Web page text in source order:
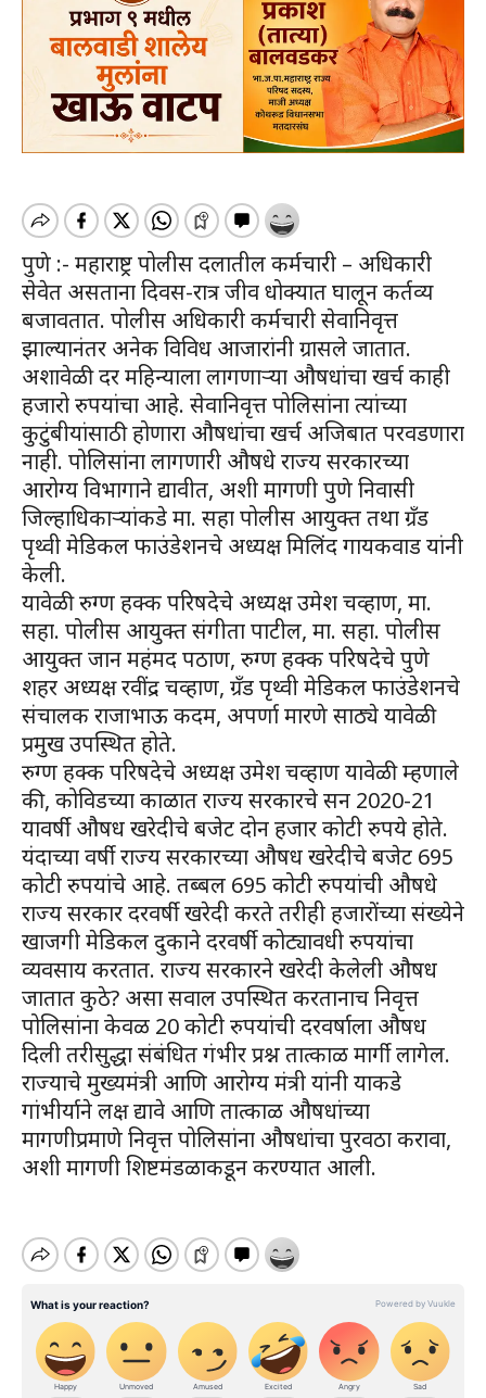
पुणे :- महाराष्ट्र पोलीस दलातील कर्मचारी – अधिकारी
सेवेत असताना दिवस-रात्र जीव धोक्यात घालून कर्तव्य
बजावतात. पोलीस अधिकारी कर्मचारी सेवानिवृत्त
झाल्यानंतर अनेक विविध आजारांनी ग्रासले जातात.
अशावेळी दर महिन्याला लागणाऱ्या औषधांचा खर्च काही
हजारो रुपयांचा आहे. सेवानिवृत्त पोलिसांना त्यांच्या
कुटुंबीयांसाठी होणारा औषधांचा खर्च अजिबात परवडणारा
नाही. पोलिसांना लागणारी औषधे राज्य सरकारच्या
आरोग्य विभागाने द्यावीत, अशी मागणी पुणे निवासी
जिल्हाधिकाऱ्यांकडे मा. सहा पोलीस आयुक्त तथा ग्रँड
पृथ्वी मेडिकल फाउंडेशनचे अध्यक्ष मिलिंद गायकवाड यांनी
केली.
यावेळी रुग्ण हक्क परिषदेचे अध्यक्ष उमेश चव्हाण, मा.
सहा. पोलीस आयुक्त संगीता पाटील, मा. सहा. पोलीस
आयुक्त जान महंमद पठाण, रुग्ण हक्क परिषदेचे पुणे
शहर अध्यक्ष रवींद्र चव्हाण, ग्रँड पृथ्वी मेडिकल फाउंडेशनचे
संचालक राजाभाऊ कदम, अपर्णा मारणे साठ्ये यावेळी
प्रमुख उपस्थित होते.
रुग्ण हक्क परिषदेचे अध्यक्ष उमेश चव्हाण यावेळी म्हणाले
की, कोविडच्या काळात राज्य सरकारचे सन 2020-21
यावर्षी औषध खरेदीचे बजेट दोन हजार कोटी रुपये होते.
यंदाच्या वर्षी राज्य सरकारच्या औषध खरेदीचे बजेट 695
कोटी रुपयांचे आहे. तब्बल 695 कोटी रुपयांची औषधे
राज्य सरकार दरवर्षी खरेदी करते तरीही हजारोंच्या संख्येने
खाजगी मेडिकल दुकाने दरवर्षी कोट्यावधी रुपयांचा
व्यवसाय करतात. राज्य सरकारने खरेदी केलेली औषध
जातात कुठे? असा सवाल उपस्थित करतानाच निवृत्त
पोलिसांना केवळ 20 कोटी रुपयांची दरवर्षाला औषध
दिली तरीसुद्धा संबंधित गंभीर प्रश्न तात्काळ मार्गी लागेल.
राज्याचे मुख्यमंत्री आणि आरोग्य मंत्री यांनी याकडे
गांभीर्याने लक्ष द्यावे आणि तात्काळ औषधांच्या
मागणीप्रमाणे निवृत्त पोलिसांना औषधांचा पुरवठा करावा,
अशी मागणी शिष्टमंडळाकडून करण्यात आली.